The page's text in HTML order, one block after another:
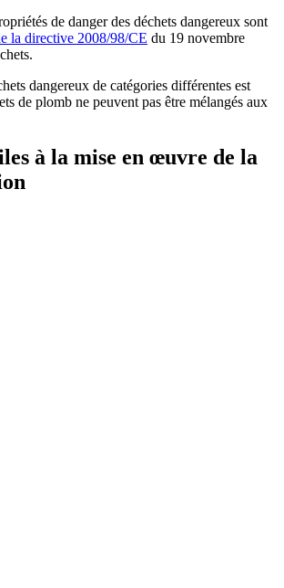
de danger des déchets dangereux sont
la directive 2008/98/CE du 19 novembre
dangereux de catégories différentes est
de plomb ne peuvent pas être mélangés aux
à la mise en œuvre de la